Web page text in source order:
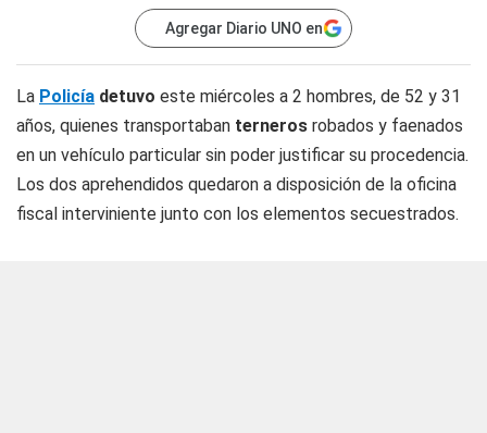
Agregar Diario UNO en
La Policía detuvo este miércoles a 2 hombres, de 52 y 31
años, quienes transportaban terneros robados y faenados
en un vehículo particular sin poder justificar su procedencia.
Los dos aprehendidos quedaron a disposición de la oficina
fiscal interviniente junto con los elementos secuestrados.